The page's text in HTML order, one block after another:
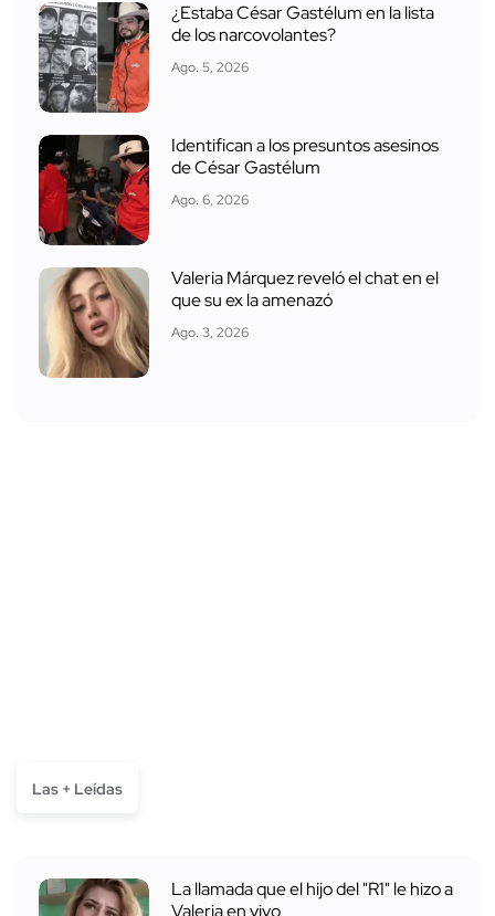
¿Estaba César Gastélum en la lista
de los narcovolantes?
Ago. 5, 2026
Identifican a los presuntos asesinos
de César Gastélum
Ago. 6, 2026
Valeria Márquez reveló el chat en el
que su ex la amenazó
Ago. 3, 2026
Las + Leídas
La llamada que el hijo del "R1" le hizo a
Valeria en vivo